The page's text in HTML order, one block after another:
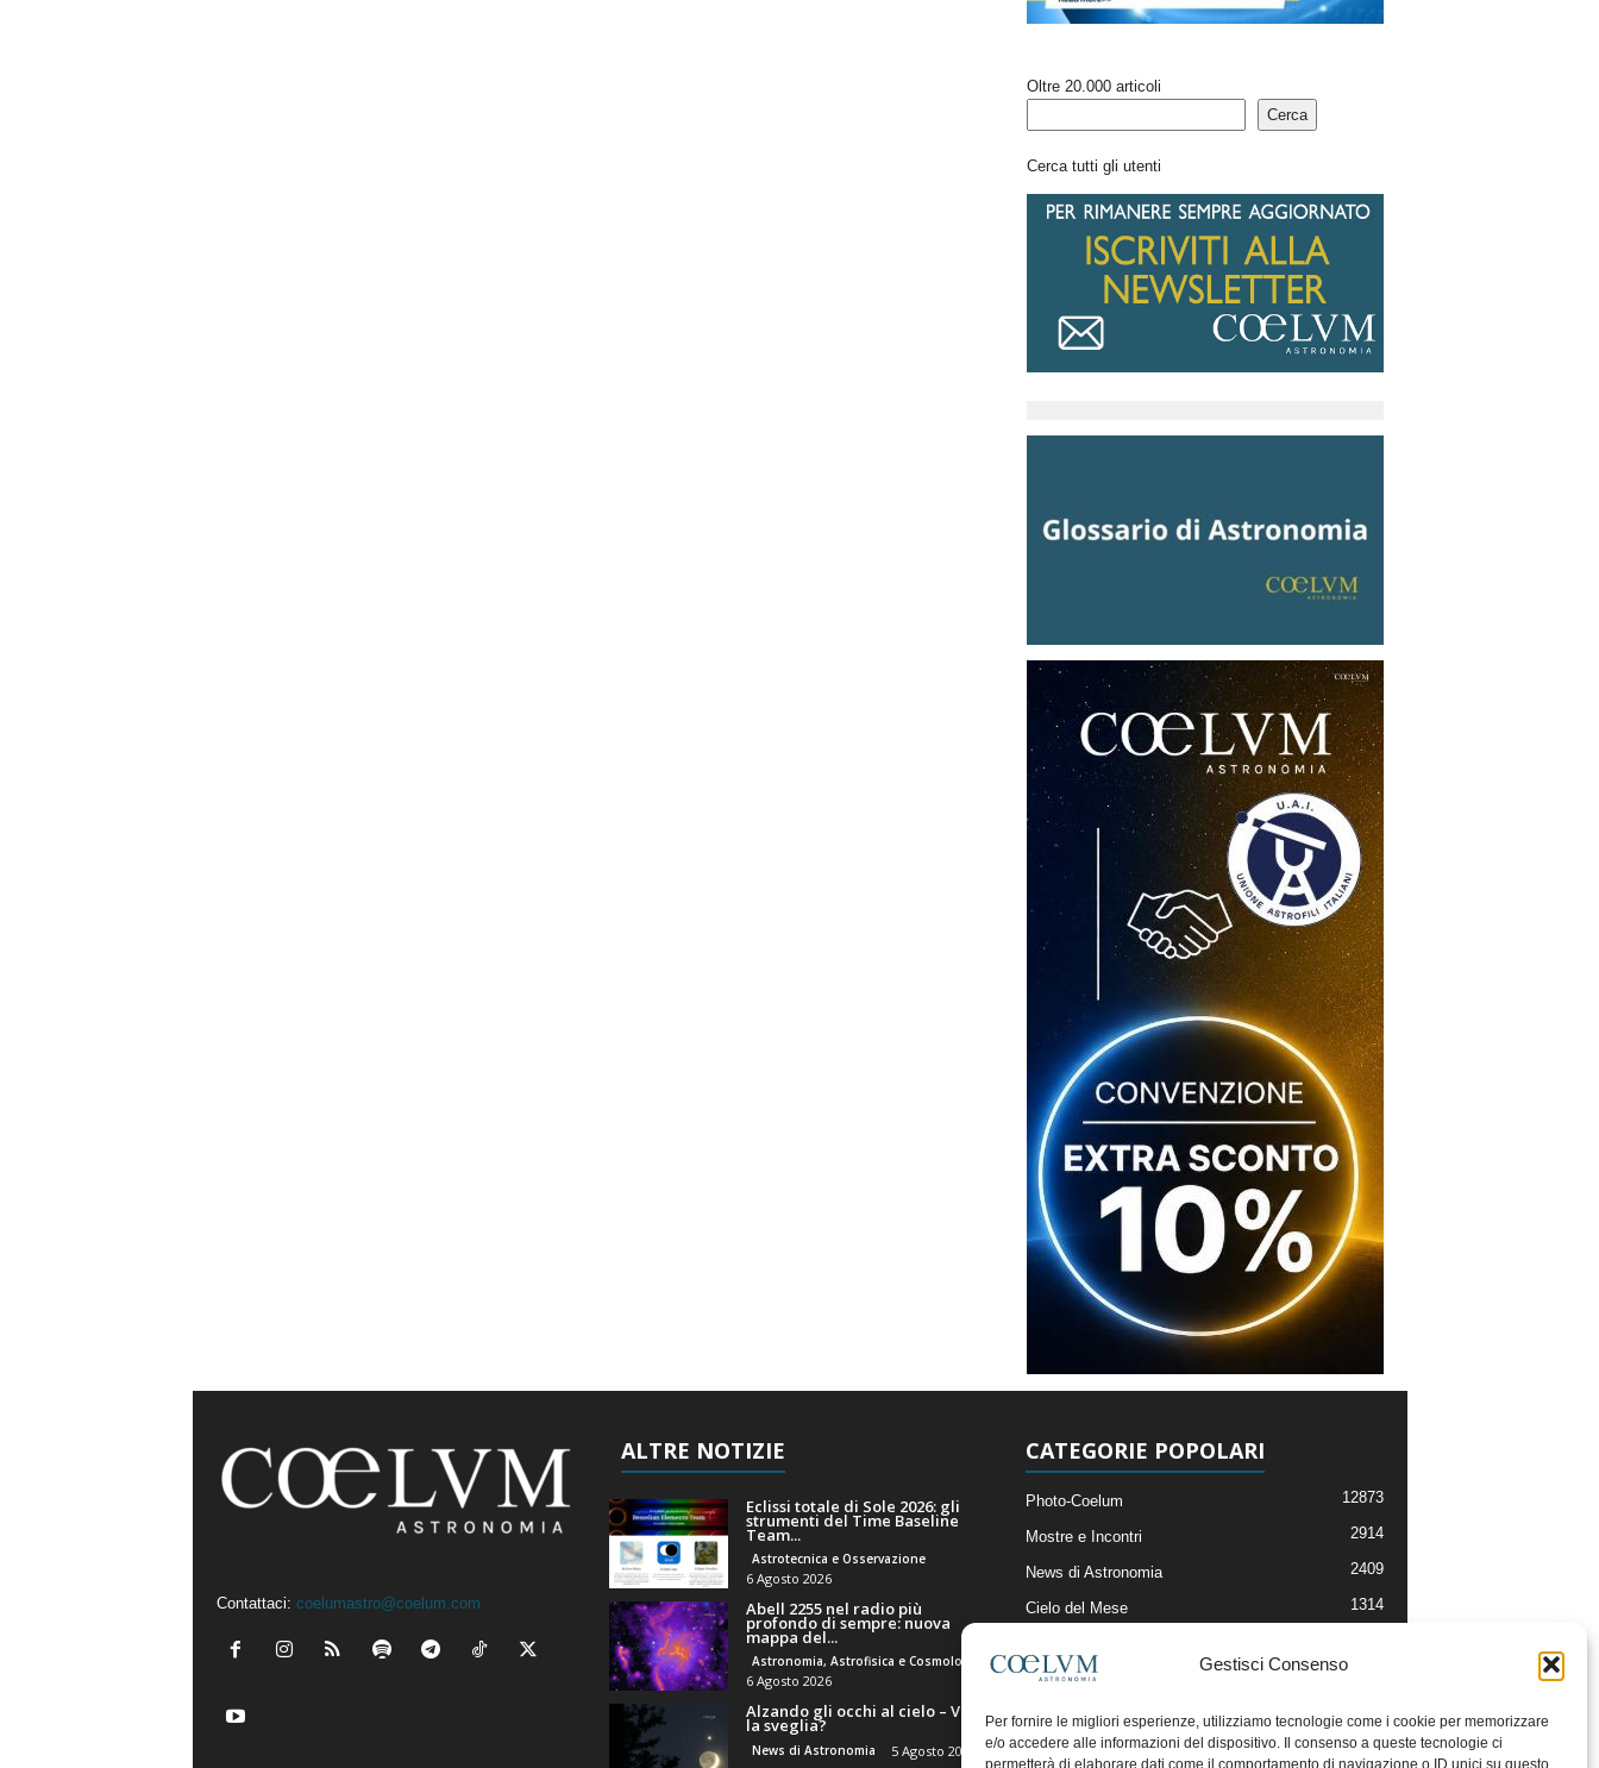
Gestisci Consenso
Per fornire le migliori esperienze, utilizziamo tecnologie come i cookie per memorizzare
e/o accedere alle informazioni del dispositivo. Il consenso a queste tecnologie ci
permetterà di elaborare dati come il comportamento di navigazione o ID unici su questo
Oltre 20.000 articoli
Cerca
Cerca tutti gli utenti
Contattaci: coelumastro@coelum.com
ALTRE NOTIZIE
Eclissi totale di Sole 2026: gli
strumenti del Time Baseline
Team...
Astrotecnica e Osservazione
6 Agosto 2026
Abell 2255 nel radio più
profondo di sempre: nuova
mappa del...
Astronomia, Astrofisica e Cosmologia
6 Agosto 2026
Alzando gli occhi al cielo – Vale
la sveglia?
News di Astronomia 5 Agosto 2026
CATEGORIE POPOLARI
Photo-Coelum 12873
Mostre e Incontri 2914
News di Astronomia 2409
Cielo del Mese 1314
Articoli e Risorse On-Line
Il Blog della Redazione